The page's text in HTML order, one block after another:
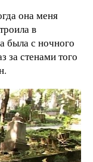
она меня
в
была с ночного
за стенами того